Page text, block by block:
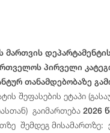
პირველი
თანამდებობაზე
შეფასების ეტაპი
გაიმართება 2026
შემდეგ მისამართზე: